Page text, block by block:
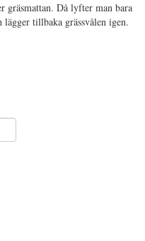
gräsmattan. Då lyfter man bara
tillbaka grässvålen igen.